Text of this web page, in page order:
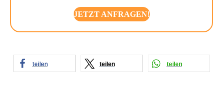
JETZT ANFRAGEN!
teilen teilen teilen